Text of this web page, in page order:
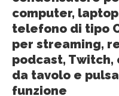
KROM Kit
Descrizione Prodotto
computer,
telefono di tipo
per streaming,
podcast, Twitch,
da tavolo e
funzione